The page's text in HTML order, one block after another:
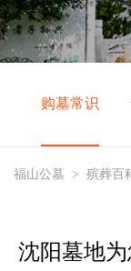
购墓常识
福山公墓 > 殡葬百
沈阳墓地